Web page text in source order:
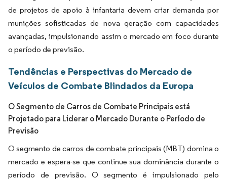
de projetos de apoio à infantaria devem criar demanda por
munições sofisticadas de nova geração com capacidades
avançadas, impulsionando assim o mercado em foco durante
o período de previsão.
Tendências e Perspectivas do Mercado de
Veículos de Combate Blindados da Europa
O Segmento de Carros de Combate Principais está
Projetado para Liderar o Mercado Durante o Período de
Previsão
O segmento de carros de combate principais (MBT) domina o
mercado e espera-se que continue sua dominância durante o
período de previsão. O segmento é impulsionado pelo